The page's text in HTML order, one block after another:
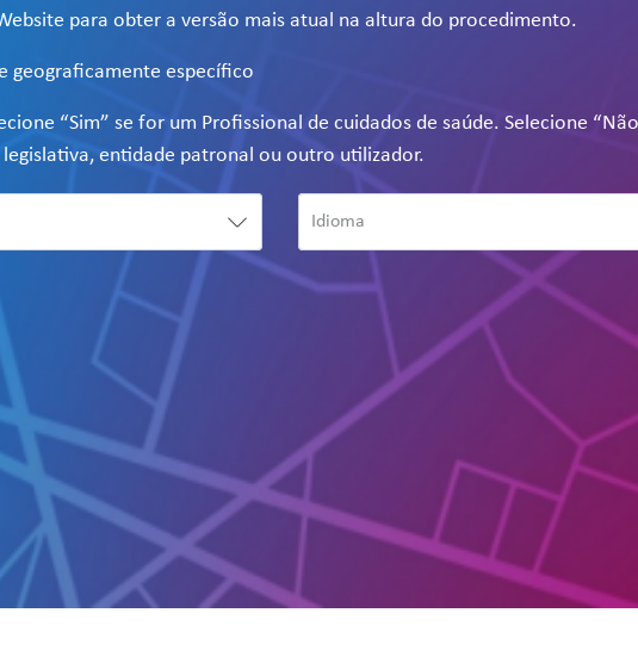
para obter a versão mais atual na altura do procedimento.
geograficamente específico
“Sim” se for um Profissional de cuidados de saúde. Selecione
entidade patronal ou outro utilizador.